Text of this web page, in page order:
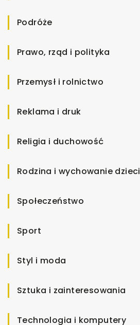
Podróże
Prawo, rząd i polityka
Przemysł i rolnictwo
Reklama i druk
Religia i duchowość
Rodzina i wychowanie dzieci
Społeczeństwo
Sport
Styl i moda
Sztuka i zainteresowania
Technologia i komputery